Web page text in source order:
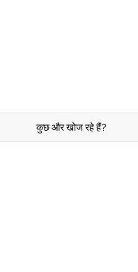
कुछ और खोज रहे हैं?